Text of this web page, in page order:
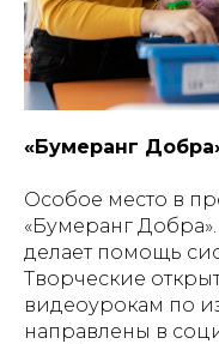
«Бумеранг
Особое место в
«Бумеранг
делает помощь
Творческие
видеоурокам по
направлены в